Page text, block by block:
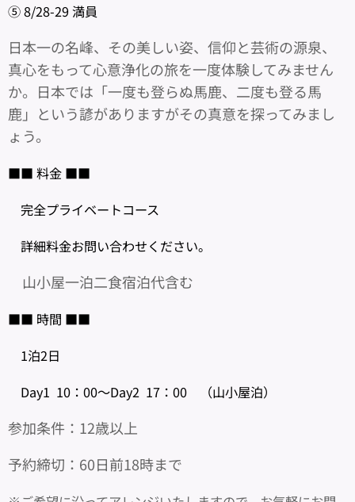
⑤ 8/28-29 満員
日本一の名峰、その美しい姿、信仰と芸術の源泉、
真心をもって心意浄化の旅を一度体験してみません
か。日本では「一度も登らぬ馬鹿、二度も登る馬
鹿」という諺がありますがその真意を探ってみまし
ょう。
■■ 料金 ■■
完全プライベートコース
詳細料金お問い合わせください。
山小屋一泊二食宿泊代含む
■■ 時間 ■■
1泊2日
Day1 10：00～Day2 17：00 （山小屋泊）
参加条件：12歳以上
予約締切：60日前18時まで